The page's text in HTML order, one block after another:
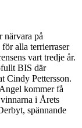
närvara på
alla terrierraser
vart tredje år.
BIS där
Cindy Pettersson.
kommer få
i Årets
spännande